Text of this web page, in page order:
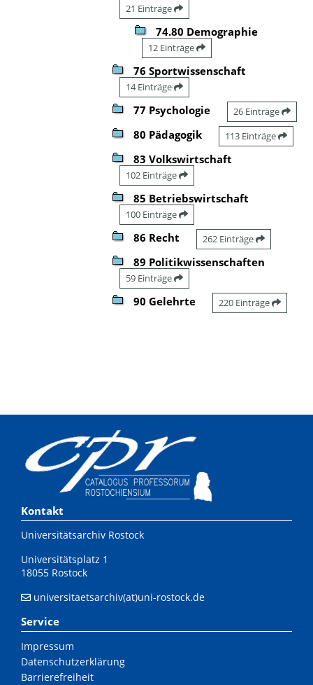
21 Einträge
74.80 Demographie
12 Einträge
76 Sportwissenschaft
14 Einträge
77 Psychologie 26 Einträge
80 Pädagogik 113 Einträge
83 Volkswirtschaft
102 Einträge
85 Betriebswirtschaft
100 Einträge
86 Recht 262 Einträge
89 Politikwissenschaften
59 Einträge
90 Gelehrte 220 Einträge
Kontakt
Universitätsarchiv Rostock
Universitätsplatz 1
18055 Rostock
universitaetsarchiv(at)uni-rostock.de
Service
Impressum
Datenschutzerklärung
Barrierefreiheit